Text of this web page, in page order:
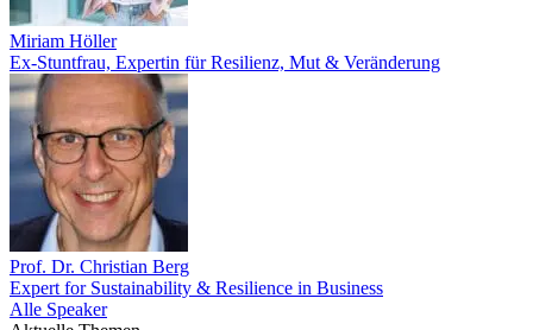
Miriam Höller
Ex-Stuntfrau, Expertin für Resilienz, Mut & Veränderung
Prof. Dr. Christian Berg
Expert for Sustainability & Resilience in Business
Alle Speaker